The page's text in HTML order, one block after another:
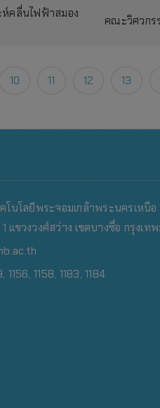
ห์คลื่นไฟฟ้าสมอง
คณะวิศวกร
10 11 12 13
นโลยีพระจอมเกล้าพระนครเหนือ
แขวงวงศ์สว่าง เขตบางซื่อ กรุงเท
1158, 1183, 1184